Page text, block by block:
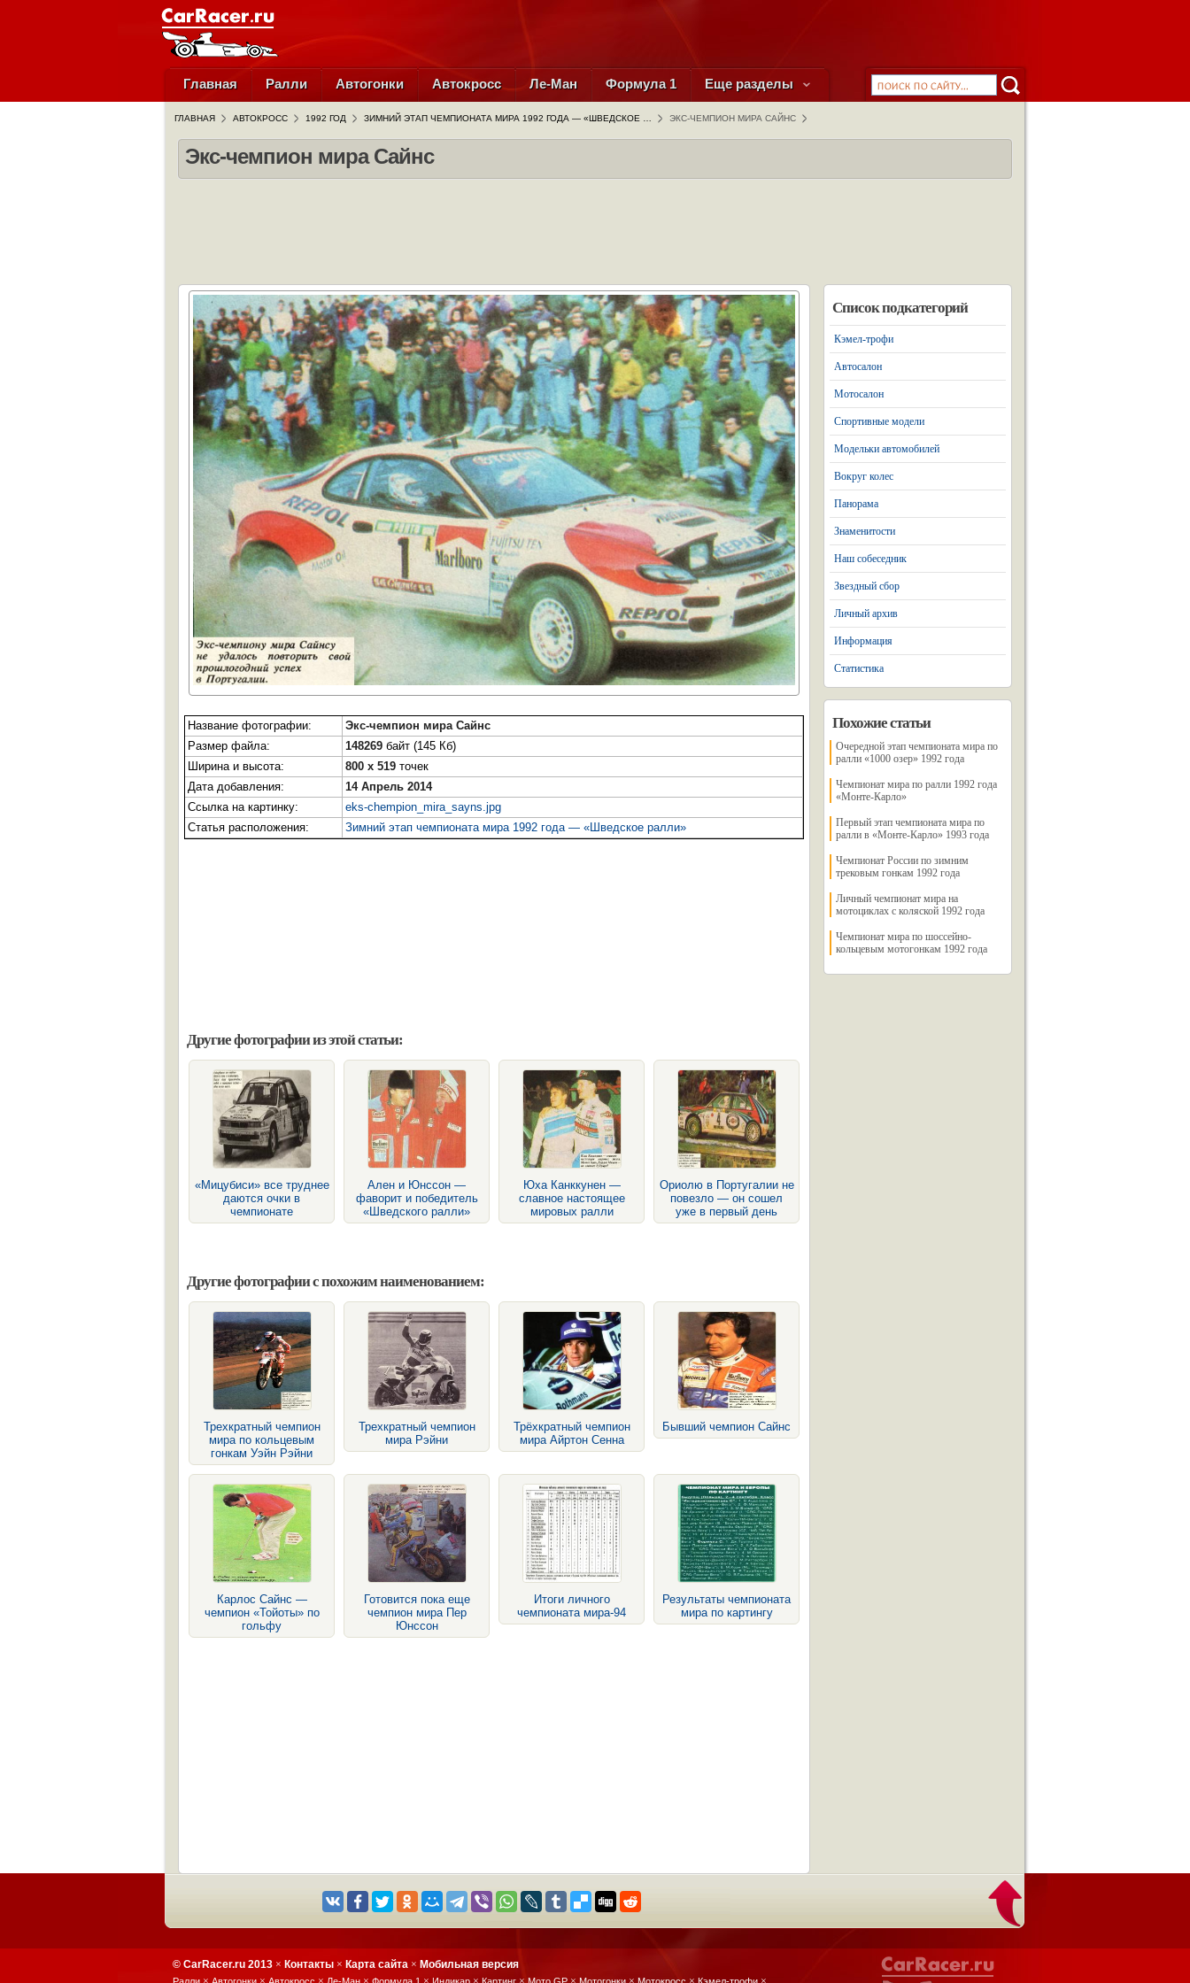
Главная Ралли Автогонки Автокросс Ле-Ман Формула 1 Еще разделы
ГЛАВНАЯ АВТОКРОСС 1992 ГОД ЗИМНИЙ ЭТАП ЧЕМПИОНАТА МИРА 1992 ГОДА — «ШВЕДСКОЕ … ЭКС-ЧЕМПИОН МИРА САЙНС
Экс-чемпион мира Сайнс
Название фотографии:
Экс-чемпион мира Сайнс
Размер файла:
148269 байт (145 Кб)
Ширина и высота:
800 x 519 точек
Дата добавления:
14 Апрель 2014
Ссылка на картинку:
eks-chempion_mira_sayns.jpg
Статья расположения:
Зимний этап чемпионата мира 1992 года — «Шведское ралли»
Другие фотографии из этой статьи:
«Мицубиси» все труднее
даются очки в
чемпионате
Ален и Юнссон —
фаворит и победитель
«Шведского ралли»
Юха Канккунен —
славное настоящее
мировых ралли
Ориолю в Португалии не
повезло — он сошел
уже в первый день
Другие фотографии с похожим наименованием:
Трехкратный чемпион
мира по кольцевым
гонкам Уэйн Рэйни
Трехкратный чемпион
мира Рэйни
Трёхкратный чемпион
мира Айртон Сенна
Бывший чемпион Сайнс
Карлос Сайнс —
чемпион «Тойоты» по
гольфу
Готовится пока еще
чемпион мира Пер
Юнссон
Итоги личного
чемпионата мира-94
Результаты чемпионата
мира по картингу
Список подкатегорий
Кэмел-трофи
Автосалон
Мотосалон
Спортивные модели
Модельки автомобилей
Вокруг колес
Панорама
Знаменитости
Наш собеседник
Звездный сбор
Личный архив
Информация
Статистика
Похожие статьи
Очередной этап чемпионата мира по
ралли «1000 озер» 1992 года
Чемпионат мира по ралли 1992 года
«Монте-Карло»
Первый этап чемпионата мира по
ралли в «Монте-Карло» 1993 года
Чемпионат России по зимним
трековым гонкам 1992 года
Личный чемпионат мира на
мотоциклах с коляской 1992 года
Чемпионат мира по шоссейно-
кольцевым мотогонкам 1992 года
© CarRacer.ru 2013 × Контакты × Карта сайта × Мобильная версия